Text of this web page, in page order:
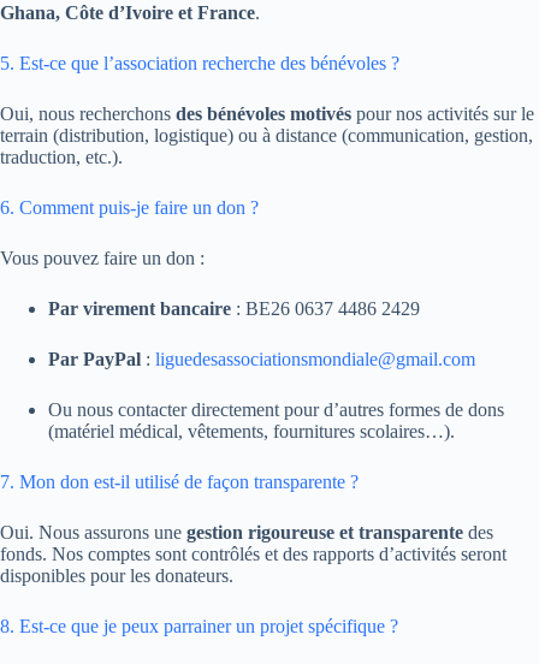
Ghana, Côte d’Ivoire et France.
5. Est-ce que l’association recherche des bénévoles ?
Oui, nous recherchons des bénévoles motivés pour nos activités sur le
terrain (distribution, logistique) ou à distance (communication, gestion,
traduction, etc.).
6. Comment puis-je faire un don ?
Vous pouvez faire un don :
Par virement bancaire : BE26 0637 4486 2429
Par PayPal : liguedesassociationsmondiale@gmail.com
Ou nous contacter directement pour d’autres formes de dons
(matériel médical, vêtements, fournitures scolaires…).
7. Mon don est-il utilisé de façon transparente ?
Oui. Nous assurons une gestion rigoureuse et transparente des
fonds. Nos comptes sont contrôlés et des rapports d’activités seront
disponibles pour les donateurs.
8. Est-ce que je peux parrainer un projet spécifique ?